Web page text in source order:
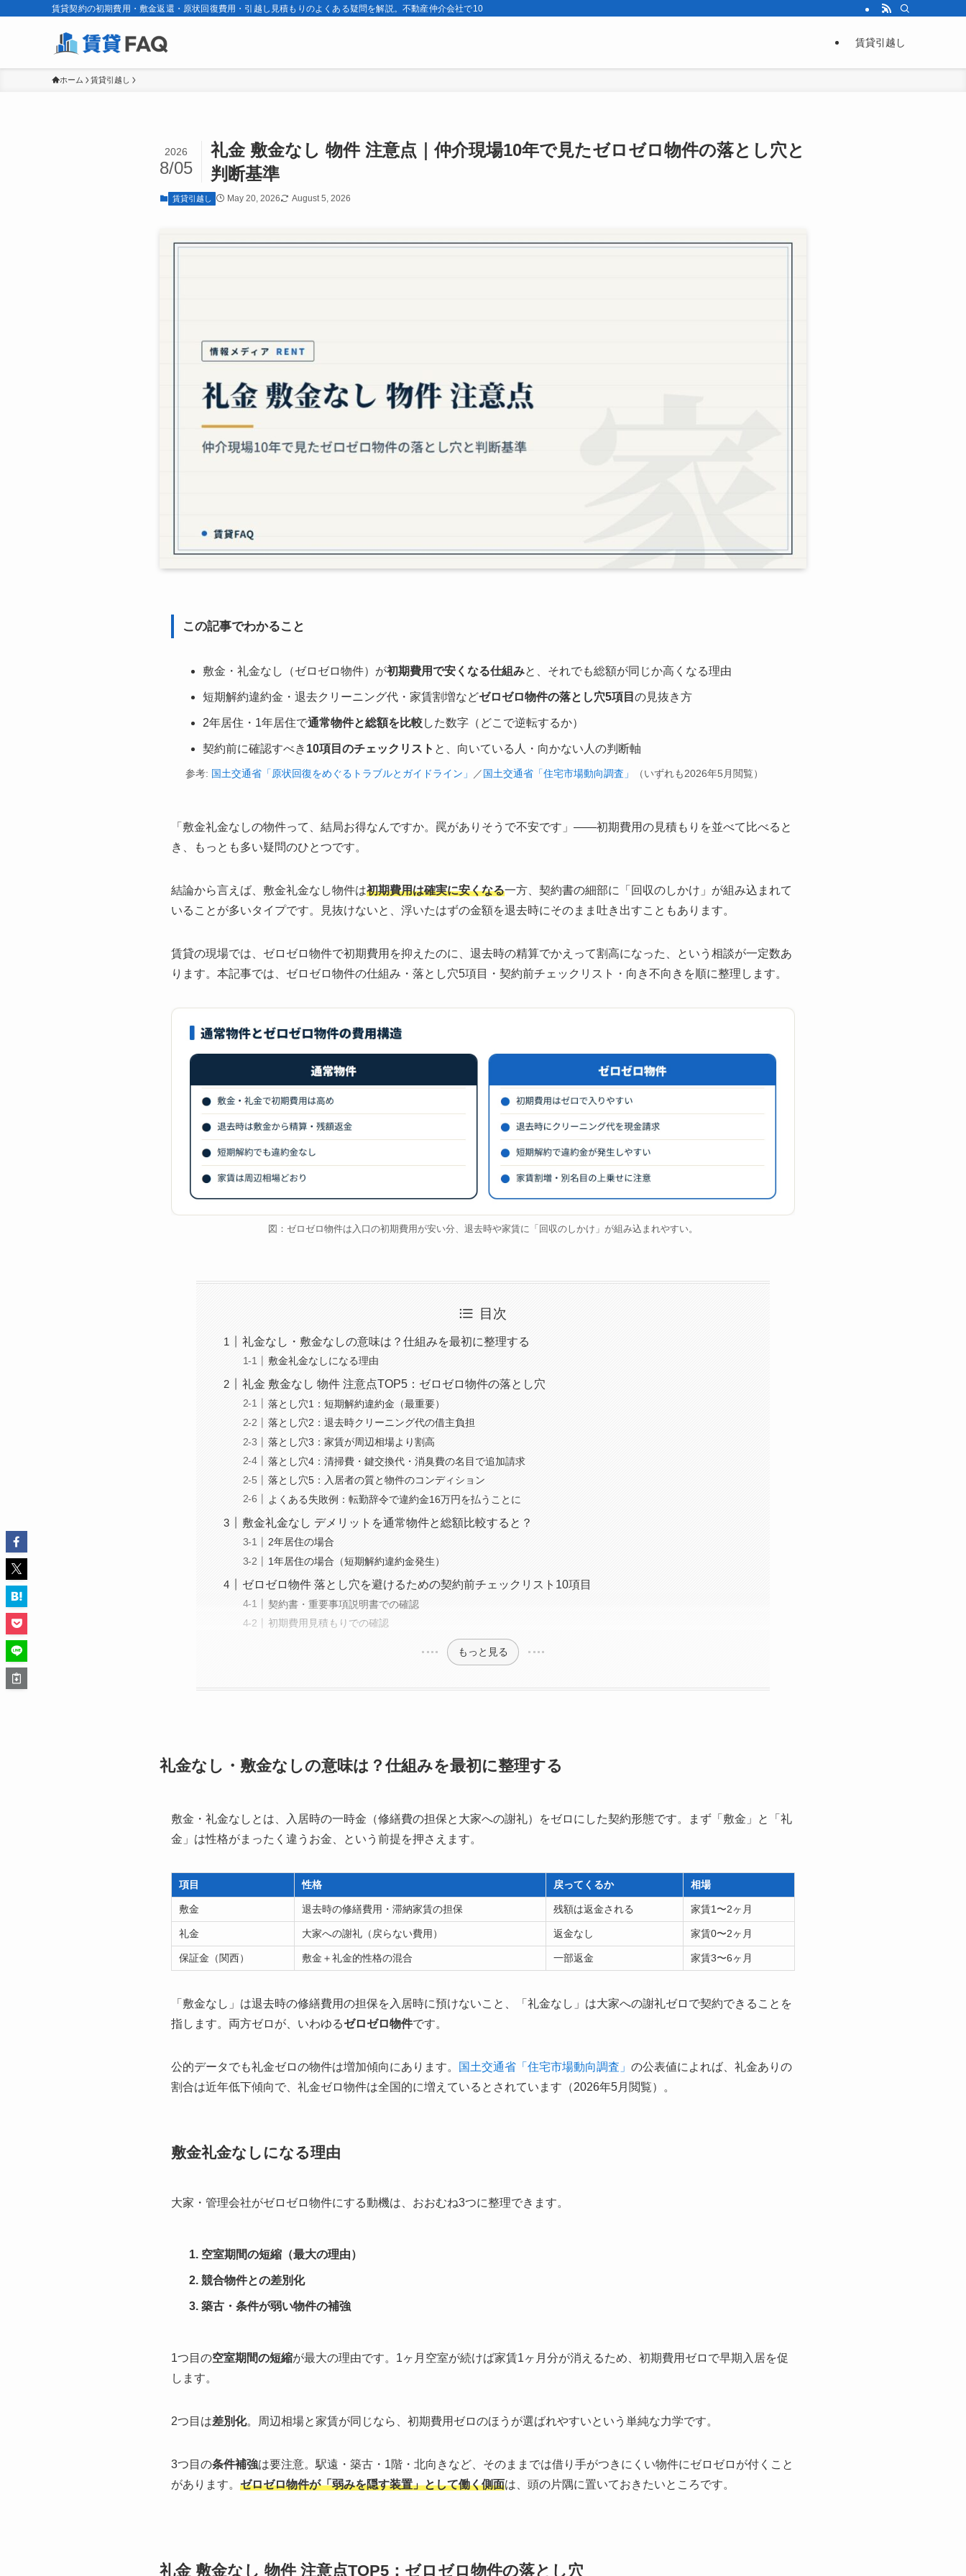
賃貸契約の初期費用・敷金返還・原状回復費用・引越し見積もりのよくある疑問を解説。不動産仲介会社で10年・引越し7回の実体験から、契約前と退去前に読むべき情報をまとめた賃貸情報サイト。
賃貸引越し
ホーム 賃貸引越し
礼金 敷金なし 物件 注意点｜仲介現場10年で見たゼロゼロ物件の落とし穴と
判断基準
2026
8/05
賃貸引越し May 20, 2026 August 5, 2026
この記事でわかること
敷金・礼金なし（ゼロゼロ物件）が初期費用で安くなる仕組みと、それでも総額が同じか高くなる理由
短期解約違約金・退去クリーニング代・家賃割増などゼロゼロ物件の落とし穴5項目 の見抜き方
2年居住・1年居住で通常物件と総額を比較した数字（どこで逆転するか）
契約前に確認すべき 10項目のチェックリスト と、向いている人・向かない人の判断軸
参考: 国土交通省「原状回復をめぐるトラブルとガイドライン」 ／国土交通省「住宅市場動向調査」 （いずれも2026年5月閲覧）
「敷金礼金なしの物件って、結局お得なんですか。罠がありそうで不安です」——初期費用の見積もりを並べて比べると
き、もっとも多い疑問のひとつです。
結論から言えば、敷金礼金なし物件は初期費用は確実に安くなる一方、契約書の細部に「回収のしかけ」が組み込まれて
いることが多いタイプです。見抜けないと、浮いたはずの金額を退去時にそのまま吐き出すこともあります。
賃貸の現場では、ゼロゼロ物件で初期費用を抑えたのに、退去時の精算でかえって割高になった、という相談が一定数あ
ります。本記事では、ゼロゼロ物件の仕組み・落とし穴5項目・契約前チェックリスト・向き不向きを順に整理します。
図：ゼロゼロ物件は入口の初期費用が安い分、退去時や家賃に「回収のしかけ」が組み込まれやすい。
目次
礼金なし・敷金なしの意味は？仕組みを最初に整理する
敷金礼金なしになる理由
礼金 敷金なし 物件 注意点TOP5：ゼロゼロ物件の落とし穴
落とし穴1：短期解約違約金（最重要）
落とし穴2：退去時クリーニング代の借主負担
落とし穴3：家賃が周辺相場より割高
落とし穴4：清掃費・鍵交換代・消臭費の名目で追加請求
落とし穴5：入居者の質と物件のコンディション
よくある失敗例：転勤辞令で違約金16万円を払うことに
敷金礼金なし デメリットを通常物件と総額比較すると？
2年居住の場合
1年居住の場合（短期解約違約金発生）
ゼロゼロ物件 落とし穴を避けるための契約前チェックリスト10項目
契約書・重要事項説明書での確認
初期費用見積もりでの確認
もっと見る
礼金なし・敷金なしの意味は？仕組みを最初に整理する
敷金・礼金なしとは、入居時の一時金（修繕費の担保と大家への謝礼）をゼロにした契約形態です。まず「敷金」と「礼
金」は性格がまったく違うお金、という前提を押さえます。
項目 性格 戻ってくるか 相場
敷金 退去時の修繕費用・滞納家賃の担保 残額は返金される 家賃1〜2ヶ月
礼金 大家への謝礼（戻らない費用） 返金なし 家賃0〜2ヶ月
保証金（関西） 敷金＋礼金的性格の混合 一部返金 家賃3〜6ヶ月
「敷金なし」は退去時の修繕費用の担保を入居時に預けないこと、「礼金なし」は大家への謝礼ゼロで契約できることを
指します。両方ゼロが、いわゆるゼロゼロ物件です。
公的データでも礼金ゼロの物件は増加傾向にあります。 国土交通省「住宅市場動向調査」 の公表値によれば、礼金ありの
割合は近年低下傾向で、礼金ゼロ物件は全国的に増えているとされています（2026年5月閲覧）。
敷金礼金なしになる理由
大家・管理会社がゼロゼロ物件にする動機は、おおむね3つに整理できます。
空室期間の短縮（最大の理由）
競合物件との差別化
築古・条件が弱い物件の補強
1つ目の空室期間の短縮が最大の理由です。1ヶ月空室が続けば家賃1ヶ月分が消えるため、初期費用ゼロで早期入居を促
します。
2つ目は差別化。周辺相場と家賃が同じなら、初期費用ゼロのほうが選ばれやすいという単純な力学です。
3つ目の条件補強は要注意。駅遠・築古・1階・北向きなど、そのままでは借り手がつきにくい物件にゼロゼロが付くこと
があります。 ゼロゼロ物件が「弱みを隠す装置」として働く側面は、頭の片隅に置いておきたいところです。
礼金 敷金なし 物件 注意点TOP5：ゼロゼロ物件の落とし穴